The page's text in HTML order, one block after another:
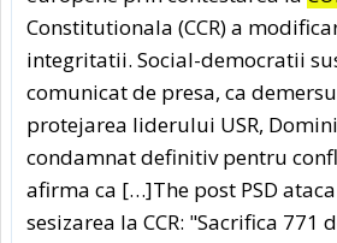
Constitutionala (CCR) a
integritatii. Social-democratii
comunicat de presa, ca
protejarea liderului USR,
condamnat definitiv pentru
afirma ca […]The post PSD
sesizarea la CCR: "Sacrifica 771